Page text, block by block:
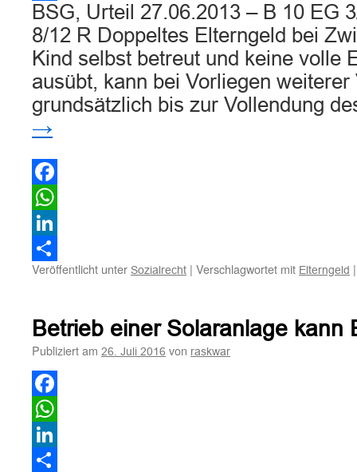
Teilen
BSG, Urteil 27.06.2013 – B 10 EG
8/12 R Doppeltes Elterngeld bei
Kind selbst betreut und keine volle
ausübt, kann bei Vorliegen
grundsätzlich bis zur Vollendung
→
Facebook
WhatsApp
LinkedIn
Teilen
Veröffentlicht unter Sozialrecht | Verschlagwortet mit Elterngeld |
Betrieb einer Solaranlage kann
Publiziert am 26. Juli 2016 von raskwar
Facebook
WhatsApp
LinkedIn